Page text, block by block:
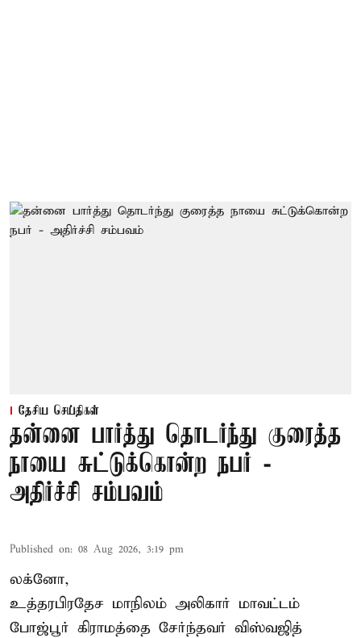
தேசிய செய்திகள்
தன்னை பார்த்து தொடர்ந்து குரைத்த
நாயை சுட்டுக்கொன்ற நபர் -
அதிர்ச்சி சம்பவம்
Published on: 08 Aug 2026, 3:19 pm
லக்னோ,
உத்தரபிரதேச மாநிலம் அலிகார் மாவட்டம்
போஜ்பூர் கிராமத்தை சேர்ந்தவர் விஸ்வஜித்